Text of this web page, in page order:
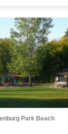
Park Beach